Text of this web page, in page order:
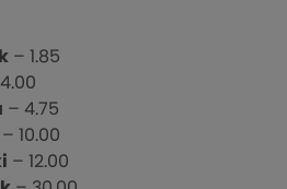
– 1.85
– 4.75
– 10.00
– 12.00